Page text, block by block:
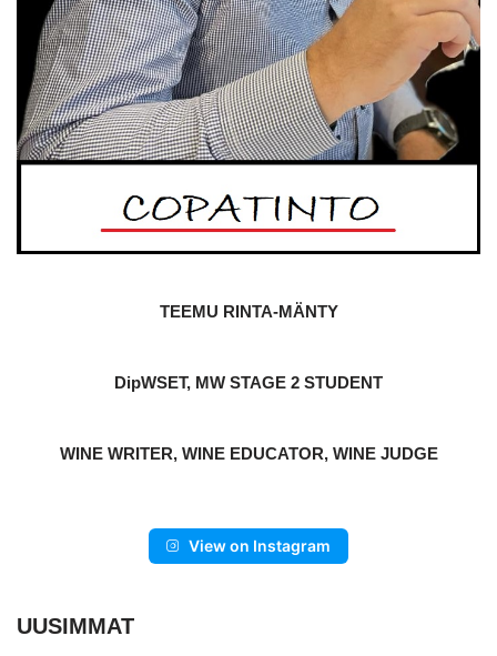
TEEMU RINTA-MÄNTY
DipWSET, MW STAGE 2 STUDENT
WINE WRITER, WINE EDUCATOR, WINE JUDGE
View on Instagram
UUSIMMAT